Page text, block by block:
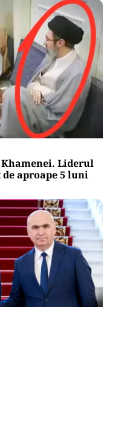
Liderul
aproape 5 luni